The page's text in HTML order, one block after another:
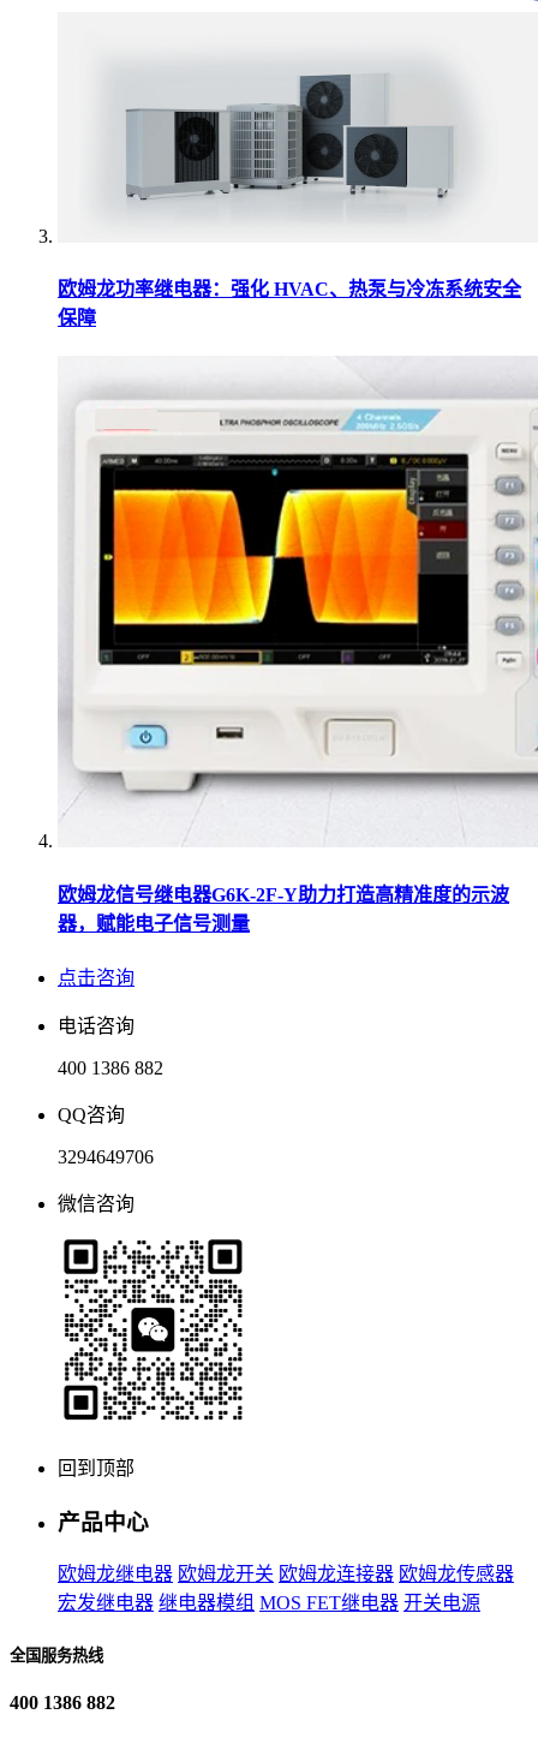
欧姆龙功率继电器：强化 HVAC、热泵与冷冻系统安全
保障
欧姆龙信号继电器G6K-2F-Y助力打造高精准度的示波
器，赋能电子信号测量
点击咨询
电话咨询
400 1386 882
QQ咨询
3294649706
微信咨询
回到顶部
产品中心
欧姆龙继电器 欧姆龙开关 欧姆龙连接器 欧姆龙传感器
宏发继电器 继电器模组 MOS FET继电器 开关电源
全国服务热线
400 1386 882